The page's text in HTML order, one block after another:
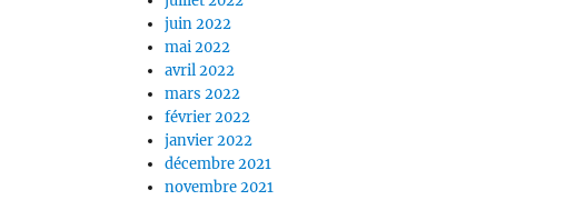
juin 2022
mai 2022
avril 2022
mars 2022
février 2022
janvier 2022
décembre 2021
novembre 2021